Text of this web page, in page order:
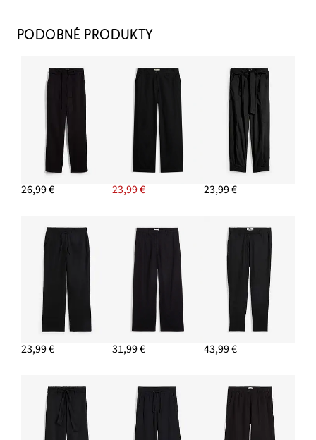
24,99 €-10%
Vaková kabelka s vnútorným vreckom
PRIDAŤ DO KOŠÍKA
Blejzer, ležérny, 3/4 rukáv, z viskózy
44,99 €
PRIDAŤ DO KOŠÍKA
PRIDAŤ DO KOŠÍKA
PODOBNÉ PRODUKTY
26,99 € 23,99 € 23,99 €
23,99 € 31,99 € 43,99 €